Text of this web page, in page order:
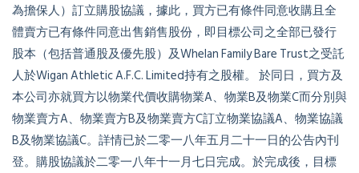
為擔保人）訂立購股協議，據此，買方已有條件同意收購且全
體賣方已有條件同意出售銷售股份，即目標公司之全部已發行
股本（包括普通股及優先股）及Whelan Family Bare Trust之受託
人於Wigan Athletic A.F.C. Limited持有之股權。 於同日，買方及
本公司亦就買方以物業代價收購物業A、物業B及物業C而分別與
物業賣方A、物業賣方B及物業賣方C訂立物業協議A、物業協議
B及物業協議C。詳情已於二零一八年五月二十一日的公告內刊
登。購股協議於二零一八年十一月七日完成。於完成後，目標